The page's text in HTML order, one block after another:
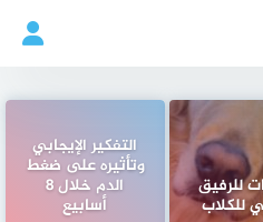
للرفيق
للكلاب
التفكير الإيجابي
وتأثيره على ضغط
الدم خلال 8
أسابيع